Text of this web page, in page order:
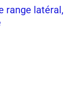
range latéral,